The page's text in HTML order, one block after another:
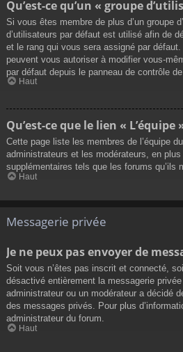
Qu’est-ce qu’un « groupe
Si vous êtes membre de plus d’un groupe
d’utilisateurs par défaut est utilisé afin de
et le rang qui vous sera assigné par
peuvent vous autoriser à modifier vous-
par défaut depuis le panneau de contrôle de
Haut
Qu’est-ce que le lien « L’équipe
Cette page liste les membres de l’équipe
administrateurs et les modérateurs, en
supplémentaires tels que les forums qu’ils
Haut
Messagerie privée
Je ne peux pas envoyer de
Soit vous n’êtes pas inscrit et connecté,
désactivé entièrement la messagerie
administrateur ou un modérateur a décidé
des messages privés. Pour plus
administrateur du forum.
Haut